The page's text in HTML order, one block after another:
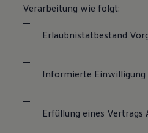
Verarbeitung wie folgt:
Erlaubnistatbestand
Informierte Einwilligung
Erfüllung eines Vertrags